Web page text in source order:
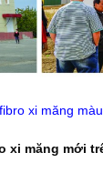
xi măng
xi măng mới